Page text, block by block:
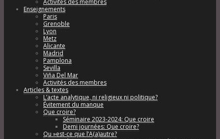
Activités des membres
Enseignements
Paris
Grenoble
Lyon
Metz
Alicante
Madrid
Pamplona
Sevilla
Viña Del Mar
Activités des membres
Articles & textes
L’acte analytique, ni religieux ni politique?
Évitement du manque
Que croire?
Séminaire 2023-2024: Que croire
Demi journées: Que croire?
Qu »est-ce que l’A(a)autre?